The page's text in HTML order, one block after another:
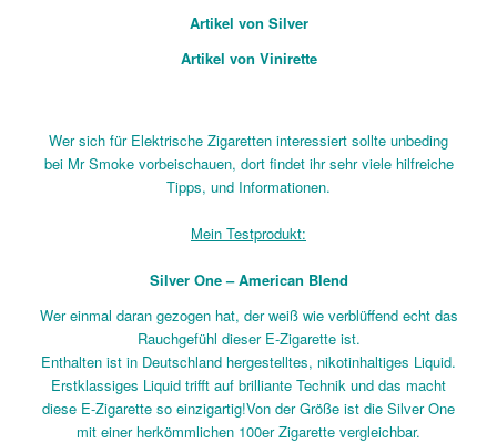
Artikel von Silver
Artikel von Vinirette
Wer sich für Elektrische Zigaretten interessiert sollte unbeding
bei Mr Smoke vorbeischauen, dort findet ihr sehr viele hilfreiche
Tipps, und Informationen.
Mein Testprodukt:
Silver One – American Blend
Wer einmal daran gezogen hat, der weiß wie verblüffend echt das
Rauchgefühl dieser E-Zigarette ist.
Enthalten ist in Deutschland hergestelltes, nikotinhaltiges Liquid.
Erstklassiges Liquid trifft auf brilliante Technik und das macht
diese E-Zigarette so einzigartig!Von der Größe ist die Silver One
mit einer herkömmlichen 100er Zigarette vergleichbar.